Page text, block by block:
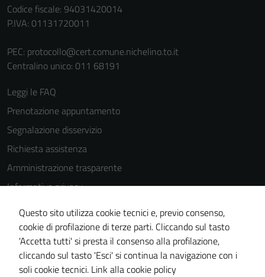
Codice fiscale: 94031420014
P.IVA: 01131720011
PEC: protocollo@cert.comune.nichelino.to.it
Centralino unico: 011 68191
Leggi le FAQ
Prenotazione appuntamento
Segnalazione disservizio
Richiesta assistenza
Amministrazione trasparente
Informativa privacy
Note legali
Dichiarazione di accessibilità
Piano di miglioramento del sito
Questo sito utilizza cookie tecnici e, previo consenso,
cookie di profilazione di terze parti. Cliccando sul tasto
'Accetta tutti' si presta il consenso alla profilazione,
cliccando sul tasto 'Esci' si continua la navigazione con i
soli cookie tecnici. Link alla cookie policy